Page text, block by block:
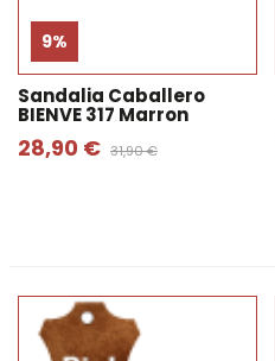
9%
Sandalia Caballero
BIENVE 317 Marron
28,90 € 31,90 €